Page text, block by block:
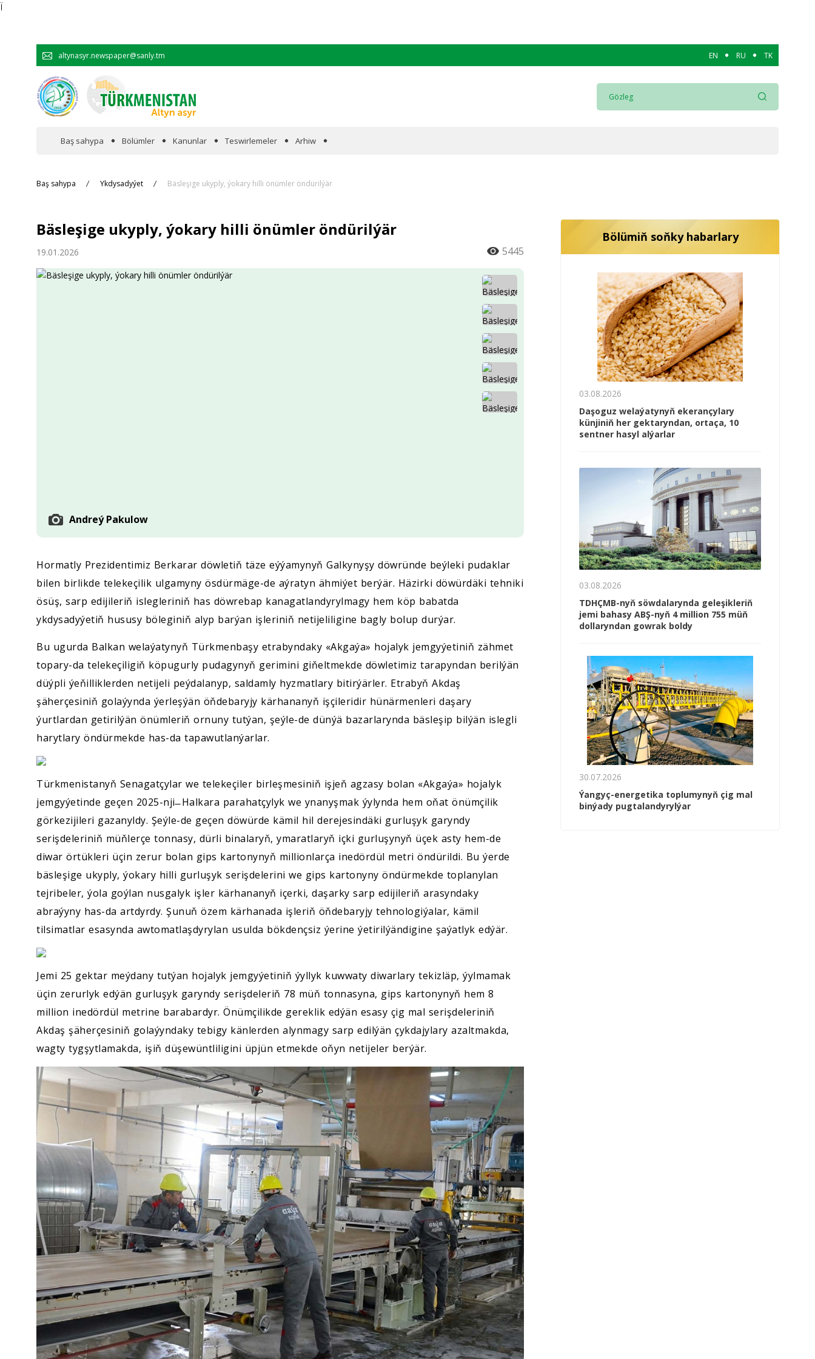
Ï
altynasyr.newspaper@sanly.tm EN RU TK
Baş sahypa Bölümler
Hyzmatdaşlyk
Ykdysadyýet
Kanunlar Teswirlemeler Arhiw
Baş sahypa Ykdysadyýet Bäsleşige ukyply, ýokary hilli önümler öndürilýär
Bäsleşige ukyply, ýokary hilli önümler öndürilýär
19.01.2026 5445
Andreý Pakulow
Hormatly Prezidentimiz Berkarar döwletiň täze eýýamynyň Galkynyşy döwründe beýleki pudaklar
bilen birlikde telekeçilik ulgamyny ösdürmäge-de aýratyn ähmiýet berýär. Häzirki döwürdäki tehniki
ösüş, sarp edijileriň islegleriniň has döwrebap kanagatlandyrylmagy hem köp babatda
ykdysadyýetiň hususy böleginiň alyp barýan işleriniň netijeliligine bagly bolup durýar.
Bu ugurda Balkan welaýatynyň Türkmenbaşy etrabyndaky «Akgaýa» hojalyk jemgyýetiniň zähmet
topary-da telekeçiligiň köpugurly pudagynyň gerimini giňeltmekde döwletimiz tarapyndan berilýän
düýpli ýeňilliklerden netijeli peýdalanyp, saldamly hyzmatlary bitirýärler. Etrabyň Akdaş
şäherçesiniň golaýynda ýerleşýän öňdebaryjy kärhananyň işçileridir hünärmenleri daşary
ýurtlardan getirilýän önümleriň ornuny tutýan, şeýle-de dünýä bazarlarynda bäsleşip bilýän islegli
harytlary öndürmekde has-da tapawutlanýarlar.
Türkmenistanyň Senagatçylar we telekeçiler birleşmesiniň işjeň agzasy bolan «Akgaýa» hojalyk
jemgyýetinde geçen 2025-nji ̶ Halkara parahatçylyk we ynanyşmak ýylynda hem oňat önümçilik
görkezijileri gazanyldy. Şeýle-de geçen döwürde kämil hil derejesindäki gurluşyk garyndy
serişdeleriniň müňlerçe tonnasy, dürli binalaryň, ymaratlaryň içki gurluşynyň üçek asty hem-de
diwar örtükleri üçin zerur bolan gips kartonynyň millionlarça inedördül metri öndürildi. Bu ýerde
bäsleşige ukyply, ýokary hilli gurluşyk serişdelerini we gips kartonyny öndürmekde toplanylan
tejribeler, ýola goýlan nusgalyk işler kärhananyň içerki, daşarky sarp edijileriň arasyndaky
abraýyny has-da artdyrdy. Şunuň özem kärhanada işleriň öňdebaryjy tehnologiýalar, kämil
tilsimatlar esasynda awtomatlaşdyrylan usulda bökdençsiz ýerine ýetirilýändigine şaýatlyk edýär.
Jemi 25 gektar meýdany tutýan hojalyk jemgyýetiniň ýyllyk kuwwaty diwarlary tekizläp, ýylmamak
üçin zerurlyk edýän gurluşyk garyndy serişdeleriň 78 müň tonnasyna, gips kartonynyň hem 8
million inedördül metrine barabardyr. Önümçilikde gereklik edýän esasy çig mal serişdeleriniň
Akdaş şäherçesiniň golaýyndaky tebigy känlerden alynmagy sarp edilýän çykdajylary azaltmakda,
wagty tygşytlamakda, işiň düşewüntliligini üpjün etmekde oňyn netijeler berýär.
Bölümiň soňky habarlary
03.08.2026
Daşoguz welaýatynyň ekerançylary
künjiniň her gektaryndan, ortaça, 10
sentner hasyl alýarlar
03.08.2026
TDHÇMB-nyň söwdalarynda geleşikleriň
jemi bahasy ABŞ-nyň 4 million 755 müň
dollaryndan gowrak boldy
30.07.2026
Ýangyç-energetika toplumynyň çig mal
binýady pugtalandyrylýar